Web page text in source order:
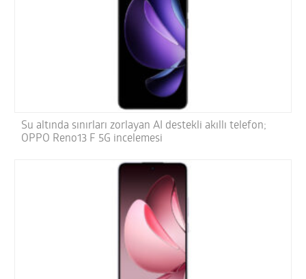
Su altında sınırları zorlayan AI destekli akıllı telefon;
OPPO Reno13 F 5G incelemesi